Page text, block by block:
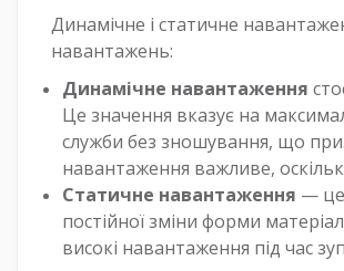
Динамічне і статичне
навантажень:
Динамічне навантаження
Це значення вказує на
служби без зношування, що
навантаження важливе,
Статичне навантаження — це
постійної зміни форми
високі навантаження під час